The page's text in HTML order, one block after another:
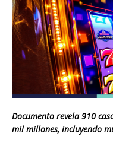
Documento revela 910
mil millones, incluyendo